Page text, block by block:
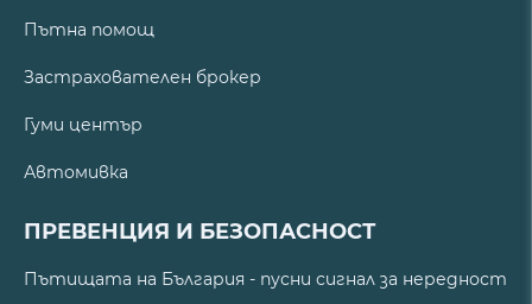
Пътна помощ
Застрахователен брокер
Гуми център
Автомивка
ПРЕВЕНЦИЯ И БЕЗОПАСНОСТ
Пътищата на България - пусни сигнал за нередност